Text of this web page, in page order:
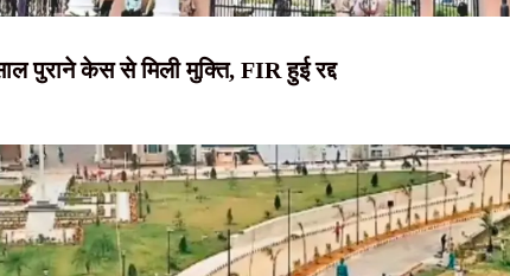
पुराने केस से मिली मुक्ति, FIR हुई रद्द